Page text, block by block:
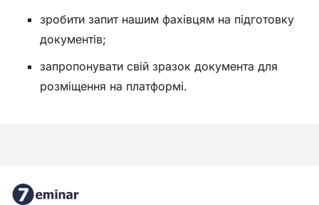
зробити запит нашим фахівцям на підготовку
документів;
запропонувати свій зразок документа для
розміщення на платформі.